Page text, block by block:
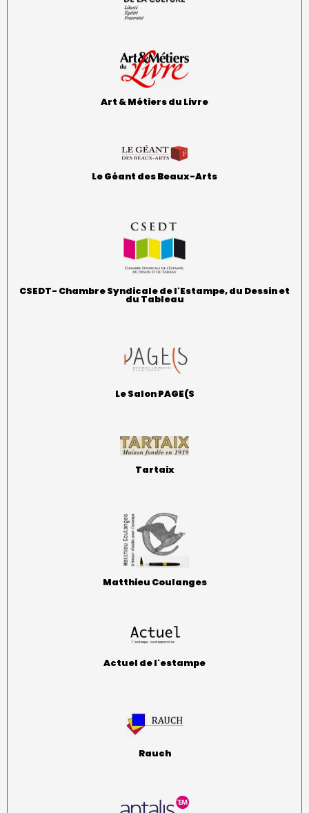
Art & Métiers du Livre
Le Géant des Beaux-Arts
CSEDT- Chambre Syndicale de l'Estampe, du Dessin et
du Tableau
Le Salon PAGE(S
Tartaix
Matthieu Coulanges
Actuel de l'estampe
Rauch